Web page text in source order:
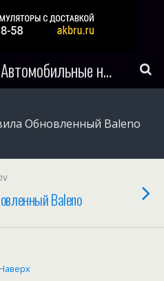
Autonews58.ru - Автомобильные новости Пензы и всего мира
Обновленный Baleno
Baleno